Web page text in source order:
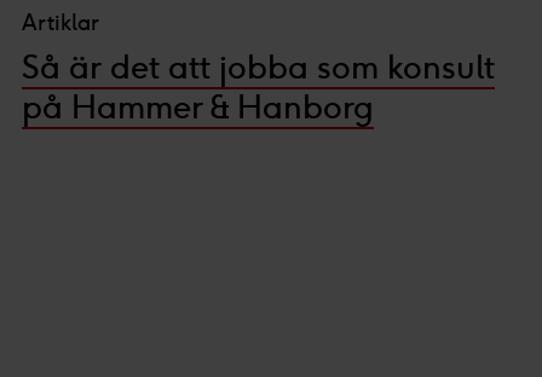
Artiklar
Så är det att jobba som konsult
på Hammer & Hanborg